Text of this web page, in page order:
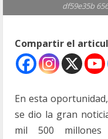
df59e35b
Compartir el
En esta
se dio la gran
mil 500